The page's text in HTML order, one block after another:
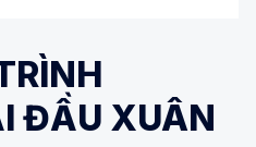
ĐẦU XUÂN